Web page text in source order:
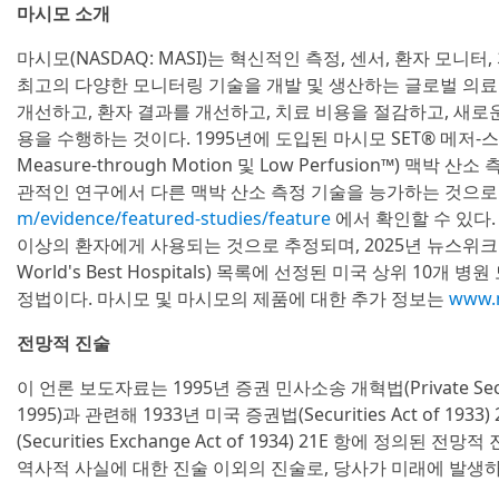
마시모 소개
마시모(NASDAQ: MASI)는 혁신적인 측정, 센서, 환자 모니
최고의 다양한 모니터링 기술을 개발 및 생산하는 글로벌 의
개선하고, 환자 결과를 개선하고, 치료 비용을 절감하고, 새
용을 수행하는 것이다. 1995년에 도입된 마시모 SET® 메저-
Measure-through Motion 및 Low Perfusion™) 맥박 산소
관적인 연구에서 다른 맥박 산소 측정 기술을 능가하는 것으
m/evidence/featured-studies/feature 에서 확인할 수 있
이상의 환자에게 사용되는 것으로 추정되며, 2025년 뉴스위
World's Best Hospitals) 목록에 선정된 미국 상위 10개 병원
정법이다. 마시모 및 마시모의 제품에 대한 추가 정보는
전망적 진술
이 언론 보도자료는 1995년 증권 민사소송 개혁법(Private
1995)과 관련해 1933년 미국 증권법(Securities Act of 1933)
(Securities Exchange Act of 1934) 21E 항에 정의된 전망적
역사적 사실에 대한 진술 이외의 진술로, 당사가 미래에 발생